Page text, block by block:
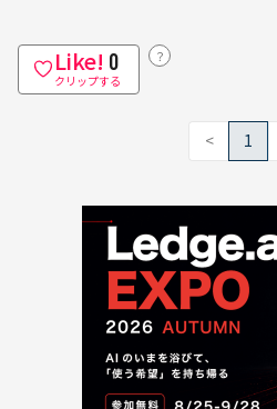
Like! 0
クリップする
？
< 1